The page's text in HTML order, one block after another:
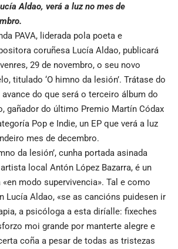
Aldao, verá a luz no mes de
PAVA, liderada pola poeta e
coruñesa Lucía Aldao, publicará
29 de novembro, o seu novo
titulado ‘O himno da lesión’. Trátase do
avance do que será o terceiro álbum do
gañador do último Premio Martín Códax
Pop e Indie, un EP que verá a luz
mes de decembro.
da lesión’, cunha portada asinada
local Antón López Bazarra, é un
«en modo supervivencia». Tal e como
Lucía Aldao, «se as cancións puidesen ir
a psicóloga a esta diríalle: fixeches
moi grande por manterte alegre e
coña a pesar de todas as tristezas